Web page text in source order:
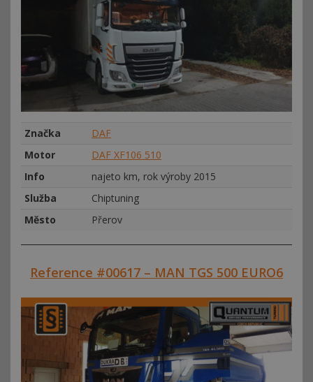
Značka
DAF
Motor
DAF XF106 510
Info
najeto km, rok výroby 2015
Služba
Chiptuning
Město
Přerov
Reference #00617 – MAN TGS 500 EURO6